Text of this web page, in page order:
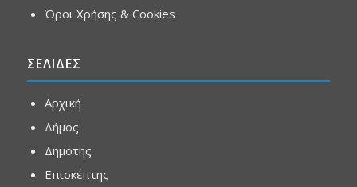
Όροι Χρήσης & Cookies
ΣΕΛΙΔΕΣ
Αρχική
Δήμος
Δημότης
Επισκέπτης